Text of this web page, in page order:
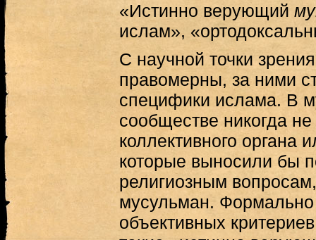
«Истинно верующий
ислам»,
С научной точки
правомерны, за ними
специфики ислама. В
сообществе никогда
коллективного органа
которые выносили бы
религиозным
мусульман. Формально
объективных